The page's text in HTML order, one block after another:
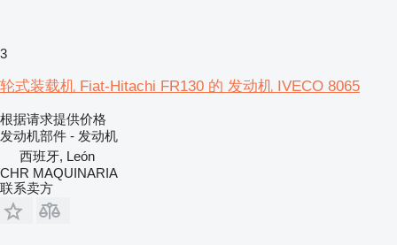
3
轮式装载机 Fiat-Hitachi FR130 的 发动机 IVECO 8065
根据请求提供价格
发动机部件 - 发动机
西班牙, León
CHR MAQUINARIA
联系卖方